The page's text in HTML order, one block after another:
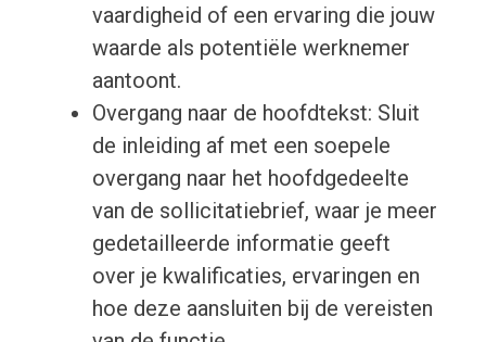
vaardigheid of een ervaring die jouw
waarde als potentiële werknemer
aantoont.
Overgang naar de hoofdtekst: Sluit
de inleiding af met een soepele
overgang naar het hoofdgedeelte
van de sollicitatiebrief, waar je meer
gedetailleerde informatie geeft
over je kwalificaties, ervaringen en
hoe deze aansluiten bij de vereisten